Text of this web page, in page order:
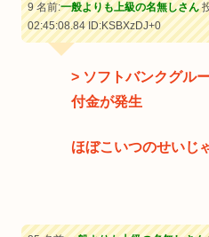
9 名前:一般よりも上級の名無しさん
02:45:08.84ID:KSBXzDJ+0
> ソフトバンクグル
付金が発生
ほぼこいつのせいじ